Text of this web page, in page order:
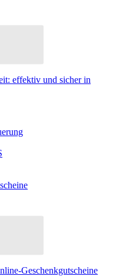
effektiv und sicher in
Geschenkgutscheine